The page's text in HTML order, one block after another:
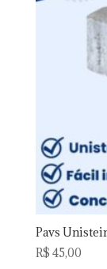
Pavs
R$ 45,00